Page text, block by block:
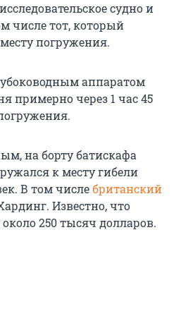
судно и
числе тот, который
погружения.
аппаратом
примерно через 1 час 45
на борту батискафа
к месту гибели
В том числебританский
Известно, что
250 тысяч долларов.